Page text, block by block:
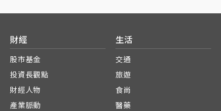
財經
股市基金
投資長觀點
財經人物
產業脈動
生活
交通
旅遊
食尚
醫藥